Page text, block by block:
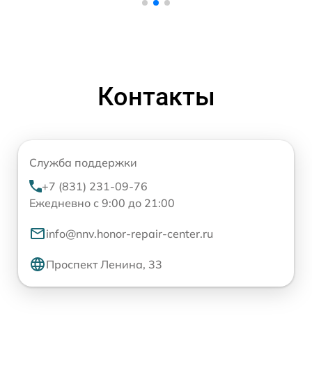
Контакты
Служба поддержки
+7 (831) 231-09-76
Ежедневно с 9:00 до 21:00
info@nnv.honor-repair-center.ru
Проспект Ленина, 33